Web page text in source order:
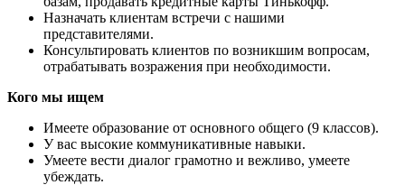
Назначать клиентам встречи с нашими
представителями.
Консультировать клиентов по возникшим вопросам,
отрабатывать возражения при необходимости.
Кого мы ищем
Имеете образование от основного общего (9 классов).
У вас высокие коммуникативные навыки.
Умеете вести диалог грамотно и вежливо, умеете
убеждать.